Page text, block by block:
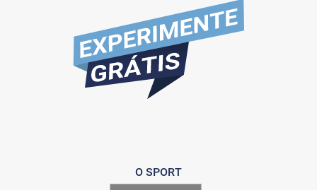
O SPORT